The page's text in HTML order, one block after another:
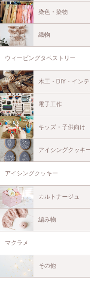
染色・染物
織物
ウィービングタペストリー
木工・DIY・イン
電子工作
キッズ・子供向け
アイシングクッキ
アイシングクッキー
カルトナージュ
編み物
マクラメ
その他